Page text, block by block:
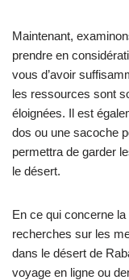
Maintenant,
prendre en
vous d’avoir
les ressources sont
éloignées. Il est
dos ou une sacoche
permettra de garder
le désert.
En ce qui concerne
recherches sur les
dans le désert de
voyage en ligne ou